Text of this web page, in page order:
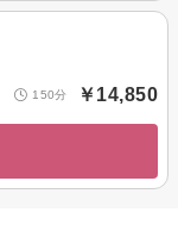
150分 ￥14,850